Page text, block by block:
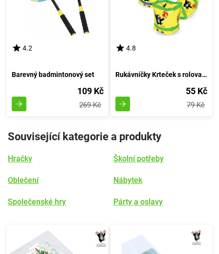
4.2
Barevný badmintonový set
109 Kč
269 Kč
4.8
Rukávníčky Krteček s rolovacím mechanismem 18x17cm
55 Kč
79 Kč
Související kategorie a produkty
Hračky
Oblečení
Společenské hry
Školní potřeby
Nábytek
Párty a oslavy